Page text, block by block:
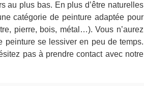
au plus bas. En plus d’être naturelles
catégorie de peinture adaptée pour
pierre, bois, métal…). Vous n’aurez
peinture se lessiver en peu de temps.
pas à prendre contact avec notre